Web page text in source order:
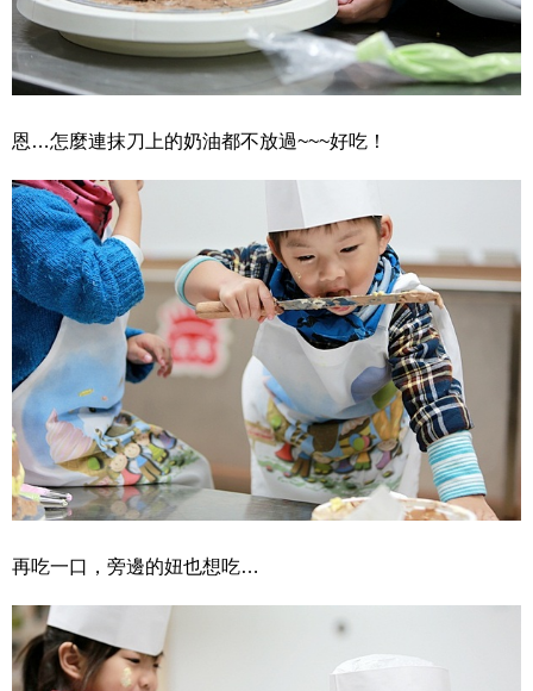
恩…怎麼連抹刀上的奶油都不放過~~~好吃！
再吃一口，旁邊的妞也想吃…